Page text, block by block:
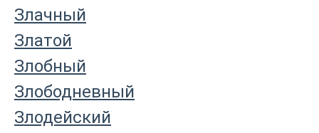
Злачный
Златой
Злобный
Злободневный
Злодейский